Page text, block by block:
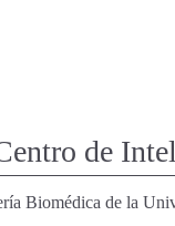
de
Biomédica de la